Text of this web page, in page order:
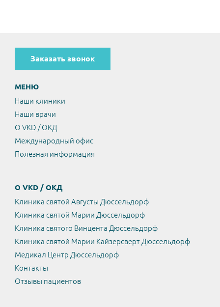
Заказать звонок
МЕНЮ
Наши клиники
Наши врачи
О VKD / ОКД
Международный офис
Полезная информация
О VKD / ОКД
Клиника святой Августы Дюссельдорф
Клиника святой Марии Дюссельдорф
Клиника святого Винцента Дюссельдорф
Клиника святой Марии Кайзерсверт Дюссельдорф
Медикал Центр Дюссельдорф
Контакты
Отзывы пациентов